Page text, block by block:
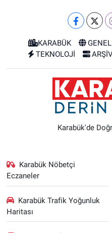
KARABÜK GENEL
TEKNOLOJİ
Karabük'de
Karabük Nöbetçi
Eczaneler
Karabük Trafik Yoğunluk
Haritası